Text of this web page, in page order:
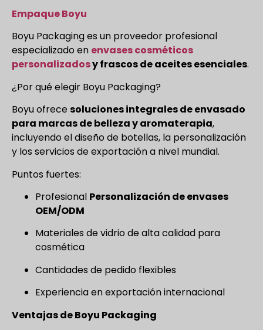
Empaque Boyu
Boyu Packaging es un proveedor profesional
especializado en envases cosméticos
personalizadosy frascos de aceites esenciales.
¿Por qué elegir Boyu Packaging?
Boyu ofrece soluciones integrales de envasado
para marcas de belleza y aromaterapia,
incluyendo el diseño de botellas, la personalización
y los servicios de exportación a nivel mundial.
Puntos fuertes:
Profesional Personalización de envases
OEM/ODM
Materiales de vidrio de alta calidad para
cosmética
Cantidades de pedido flexibles
Experiencia en exportación internacional
Ventajas de Boyu Packaging